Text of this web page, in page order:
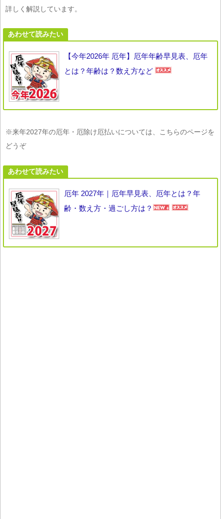
詳しく解説しています。
あわせて読みたい
【今年2026年 厄年】厄年年齢早見表、厄年
とは？年齢は？数え方など
※来年2027年の厄年・厄除け厄払いについては、こちらのページを
どうぞ
あわせて読みたい
厄年 2027年｜厄年早見表、厄年とは？年
齢・数え方・過ごし方は？